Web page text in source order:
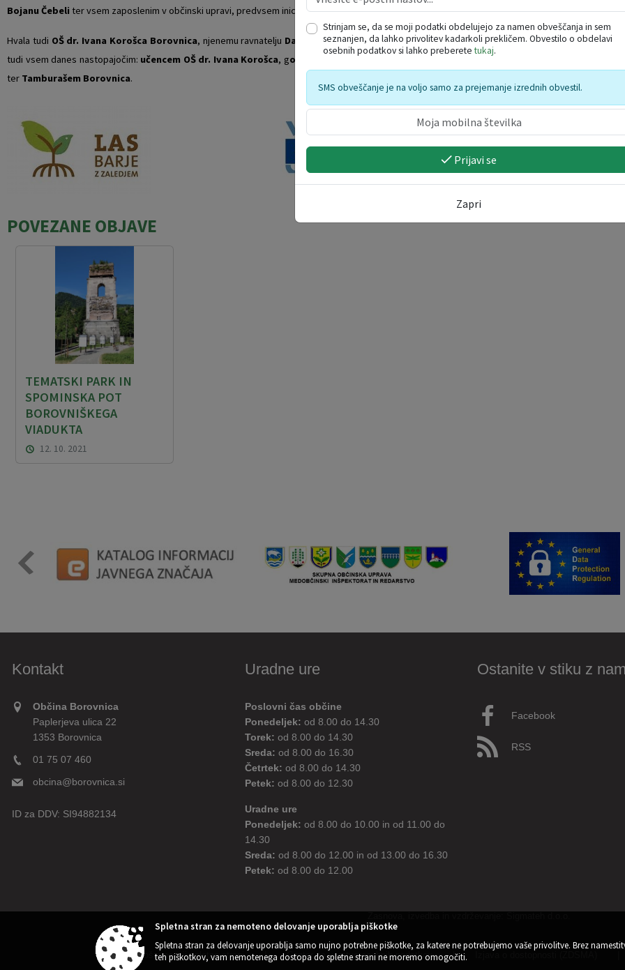
Bojanu Čebeli ter vsem zaposlenim v občinski upravi, predvsem iniciatorju in pogonski sili projektaAndreju Klemencu.
Hvala tudi OŠ dr. Ivana Korošca Borovnica, njenemu ravnatelju Danielu Horvatu, učiteljemDarjanu Geohelliju,Saši BohorčinKatarini
tudi vsem danes nastopajočim: učencem OŠ dr. Ivana Korošca, gojencem Glasbene šole Vrhnika, kot tudi njihovim
ter Tamburašem Borovnica.
POVEZANE OBJAVE
TEMATSKI PARK IN
SPOMINSKA POT
BOROVNIŠKEGA
VIADUKTA
12. 10. 2021
Kontakt
Občina Borovnica
Paplerjeva ulica 22
1353 Borovnica
01 75 07 460
obcina@borovnica.si
ID za DDV: SI94882134
Uradne ure
Poslovni čas občine
Ponedeljek: od 8.00 do 14.30
Torek: od 8.00 do 14.30
Sreda: od 8.00 do 16.30
Četrtek: od 8.00 do 14.30
Petek: od 8.00 do 12.30
Uradne ure
Ponedeljek: od 8.00 do 10.00 in od 11.00 do
14.30
Sreda: od 8.00 do 12.00 in od 13.00 do 16.30
Petek: od 8.00 do 12.00
Ostanite v stiku z
Facebook
RSS
Splošni pogoji spletne strani | Center za varstvo osebnih podatkov |
Spletna stran za nemoteno delovanje uporablja piškotke
Spletna stran za delovanje uporablja samo nujno potrebne piškotke, za katere ne potrebujemo vaše privolitve. Brez
teh piškotkov, vam nemotenega dostopa do spletne strani ne moremo omogočiti.
Strinjam se, da se moji podatki obdelujejo za namen obveščanja in sem
seznanjen, da lahko privolitev kadarkoli prekličem. Obvestilo o obdelavi
osebnih podatkov si lahko preberetetukaj.
SMS obveščanje je na voljo samo za prejemanje izrednih obvestil.
Prijavi se
Zapri